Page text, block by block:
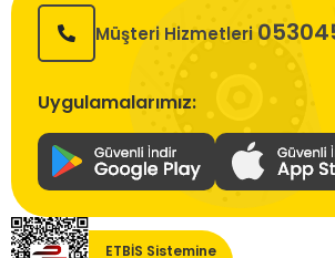
Müşteri Hizmetleri
Uygulamalarımız:
ETBİS Sistemine